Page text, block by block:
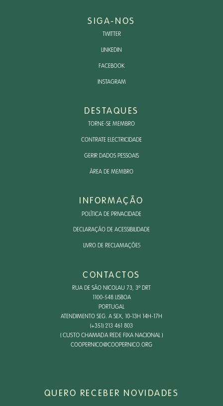
SIGA-NOS
TWITTER
LINKEDIN
FACEBOOK
INSTAGRAM
DESTAQUES
TORNE-SE MEMBRO
CONTRATE ELECTRICIDADE
GERIR DADOS PESSOAIS
ÁREA DE MEMBRO
INFORMAÇÃO
POLÍTICA DE PRIVACIDADE
DECLARAÇÃO DE ACESSIBILIDADE
LIVRO DE RECLAMAÇÕES
CONTACTOS
RUA DE SÃO NICOLAU 73, 3º DRT
1100-548 LISBOA
PORTUGAL
ATENDIMENTO SEG. A SEX, 10-13H 14H-17H
(+351) 213 461 803
( CUSTO CHAMADA REDE FIXA NACIONAL )
COOPERNICO@COOPERNICO.ORG
QUERO RECEBER NOVIDADES